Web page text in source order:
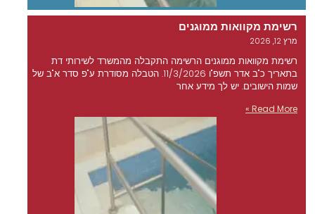
רשימת מקוואות ממוגנים
מרץ 12, 2026
רשימת מקוואות ממוגנים הרשימה התקבלה מהמשרד לשירותי דת
בתאריך כ"ב אדר תשפ"ו 11/3/2026. הטבלה מסודרת ע"פ סדר א"ב של
שמות הישובים. יש לך מידע אחר
Read More »